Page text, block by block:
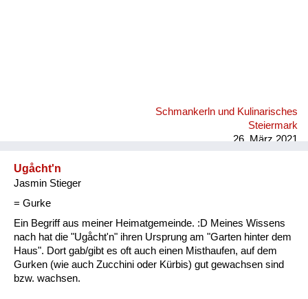
Schmankerln und Kulinarisches
Steiermark
26. März 2021
Ugåcht'n
Jasmin Stieger
= Gurke
Ein Begriff aus meiner Heimatgemeinde. :D Meines Wissens
nach hat die "Ugåcht'n" ihren Ursprung am "Garten hinter dem
Haus". Dort gab/gibt es oft auch einen Misthaufen, auf dem
Gurken (wie auch Zucchini oder Kürbis) gut gewachsen sind
bzw. wachsen.